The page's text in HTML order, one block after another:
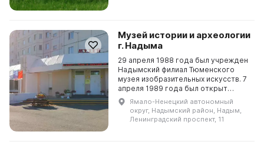
Музей истории и археологии
г. Надыма
29 апреля 1988 года был учрежден
Надымский филиал Тюменского
музея изобразительных искусств. 7
апреля 1989 года был открыт
городской выставочный зал. В
музее работают две постоянные
экспозиции: «Новый...
Ямало-Ненецкий автономный
округ, Надымский район, Надым,
Ленинградский проспект, 11